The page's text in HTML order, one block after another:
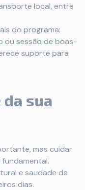
local, entre
do programa:
ou sessão de boas-
suporte para
sua
mas cuidar
e saudade de
dias.